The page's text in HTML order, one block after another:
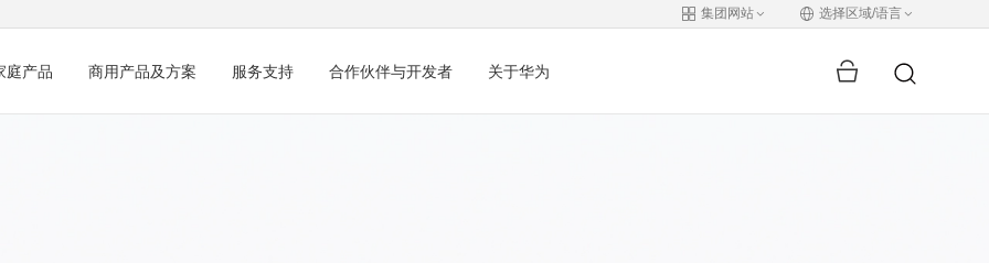
集团网站 选择区域/语言
庭产品 商用产品及方案 服务支持 合作伙伴与开发者 关于华为